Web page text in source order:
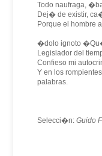
Todo naufraga,
Dej� de existir,
Porque el hombre
�dolo ignoto
Legislador del
Confieso mi
Y en los
palabras.
Selecci�n: Guido